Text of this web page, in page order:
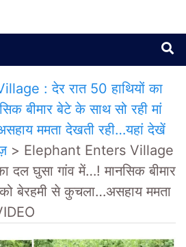
: देर रात 50 हाथियों का
बीमार बेटे के साथ सो रही मां
ममता देखती रही…यहां देखें
> Elephant Enters Village
दल घुसा गांव में…! मानसिक बीमार
बेरहमी से कुचला…असहाय ममता